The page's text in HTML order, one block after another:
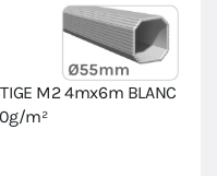
M2 4mx6m BLANC
m²